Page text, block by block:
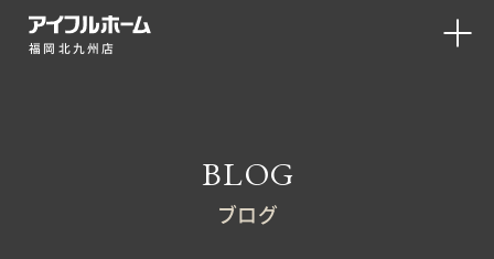
福岡北九州店
BLOG
ブログ